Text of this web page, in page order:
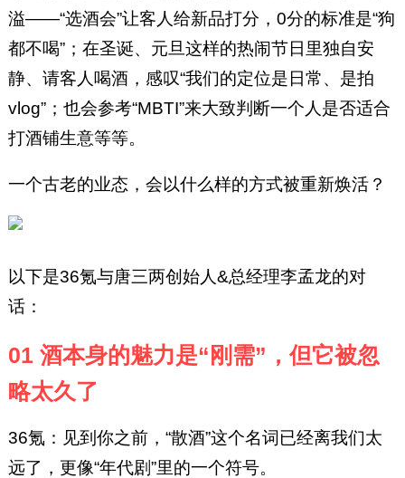
溢——“选酒会”让客人给新品打分，0分的标准是“狗
都不喝”；在圣诞、元旦这样的热闹节日里独自安
静、请客人喝酒，感叹“我们的定位是日常、是拍
vlog”；也会参考“MBTI”来大致判断一个人是否适合
打酒铺生意等等。
一个古老的业态，会以什么样的方式被重新焕活？
以下是36氪与唐三两创始人&总经理李孟龙的对
话：
01 酒本身的魅力是“刚需”，但它被忽
略太久了
36氪：见到你之前，“散酒”这个名词已经离我们太
远了，更像“年代剧”里的一个符号。